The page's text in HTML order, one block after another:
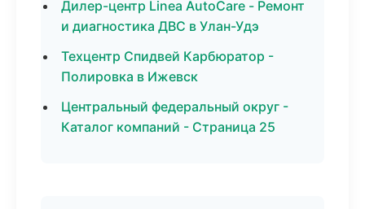
Дилер-центр Linea AutoCare - Ремонт
и диагностика ДВС в Улан-Удэ
Техцентр Спидвей Карбюратор -
Полировка в Ижевск
Центральный федеральный округ -
Каталог компаний - Страница 25